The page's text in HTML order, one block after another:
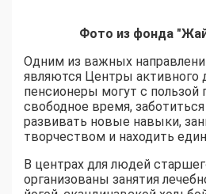
Фото из фонда
Одним из важных
являются Центры активного
пенсионеры могут с пользой
свободное время,
развивать новые навыки,
творчеством и находить
В центрах для людей
организованы занятия